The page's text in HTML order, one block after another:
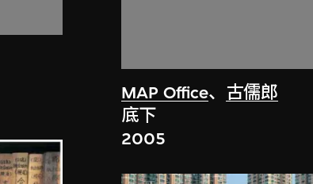
MAP Office、 古儒郎
底下
2005